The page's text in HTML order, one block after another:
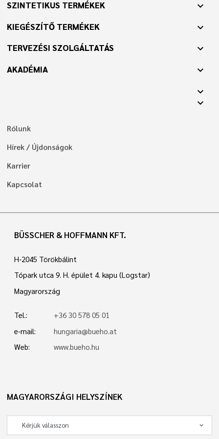
SZINTETIKUS TERMÉKEK expand_more
KIEGÉSZÍTŐ TERMÉKEK expand_more
TERVEZÉSI SZOLGÁLTATÁS expand_more
AKADÉMIA
expand_more
expand_more
expand_more
Rólunk
Hírek / Újdonságok
Karrier
Kapcsolat
BÜSSCHER & HOFFMANN KFT.
H-2045 Törökbálint
Tópark utca 9. H. épület 4. kapu (Logstar)
Magyarország
Tel.:
+36 30 578 05 01
e-mail:
hungaria@bueho.at
Web:
www.bueho.hu
MAGYARORSZÁGI HELYSZÍNEK